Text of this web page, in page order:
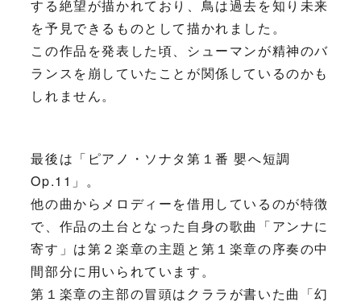
する絶望が描かれており、鳥は過去を知り未来
を予見できるものとして描かれました。
この作品を発表した頃、シューマンが精神のバ
ランスを崩していたことが関係しているのかも
しれません。
最後は「ピアノ・ソナタ第１番 嬰へ短調
Op.11」。
他の曲からメロディーを借用しているのが特徴
で、作品の土台となった自身の歌曲「アンナに
寄す」は第２楽章の主題と第１楽章の序奏の中
間部分に用いられています。
第１楽章の主部の冒頭はクララが書いた曲「幻